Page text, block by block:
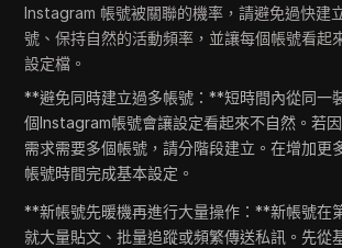
Instagram 帳號被關聯的機率，請避免過快建
號、保持自然的活動頻率，並讓每個帳號看起
設定檔。
**避免同時建立過多帳號：**短時間內從同一
個Instagram帳號會讓設定看起來不自然。若
需求需要多個帳號，請分階段建立。在增加更
帳號時間完成基本設定。
**新帳號先暖機再進行大量操作：**新帳號在
就大量貼文、批量追蹤或頻繁傳送私訊。先從